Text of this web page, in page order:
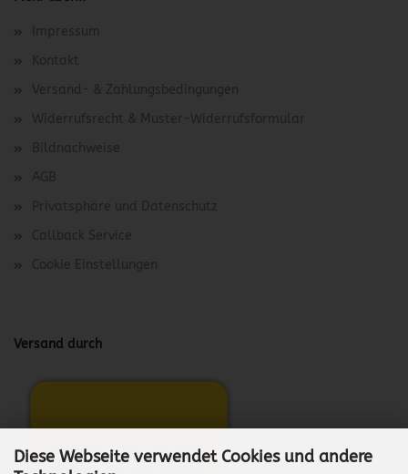
Diese Webseite verwendet Cookies und andere
Impressum
Kontakt
Versand- & Zahlungsbedingungen
Widerrufsrecht & Muster-Widerrufsformular
Bildnachweise
AGB
Privatsphäre und Datenschutz
Callback Service
Cookie Einstellungen
Versand durch